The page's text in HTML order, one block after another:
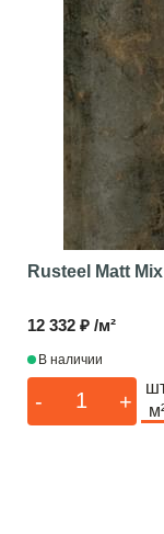
Rusteel Matt Mix
12 332 ₽ /м²
В наличии
- +